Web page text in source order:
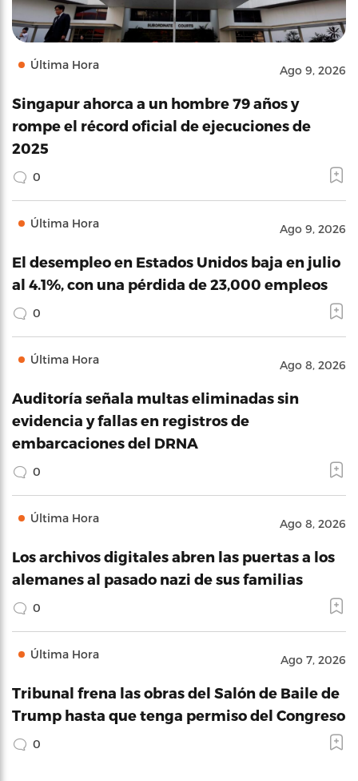
Última Hora Ago 9, 2026
Singapur ahorca a un hombre 79 años y
rompe el récord oficial de ejecuciones de
2025
0
Última Hora Ago 9, 2026
El desempleo en Estados Unidos baja en julio
al 4.1%, con una pérdida de 23,000 empleos
0
Última Hora Ago 8, 2026
Auditoría señala multas eliminadas sin
evidencia y fallas en registros de
embarcaciones del DRNA
0
Última Hora Ago 8, 2026
Los archivos digitales abren las puertas a los
alemanes al pasado nazi de sus familias
0
Última Hora Ago 7, 2026
Tribunal frena las obras del Salón de Baile de
Trump hasta que tenga permiso del Congreso
0